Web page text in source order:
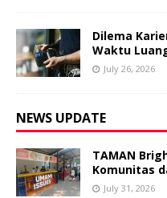
Dilema
Waktu
July 26, 2026
NEWS UPDATE
TAMAN
Komunitas
July 31, 2026